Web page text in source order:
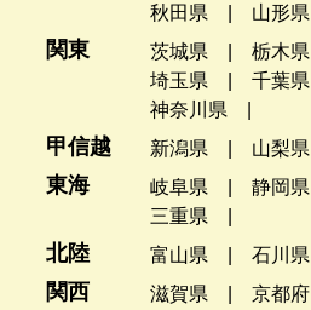
秋田県
山形県
関東 茨城県 栃木県
埼玉県
千葉県
神奈川県
甲信越 新潟県 山梨県
東海 岐阜県 静岡県
三重県
北陸 富山県 石川県
関西 滋賀県 京都府